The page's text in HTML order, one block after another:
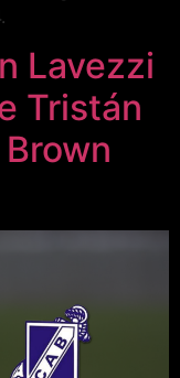
Lavezzi
Tristán